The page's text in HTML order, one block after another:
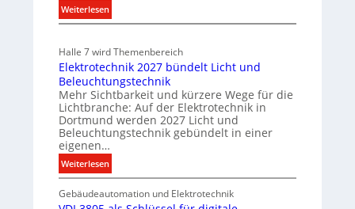
m
o
b
l
i
i
u
n
k
a
t
i
o
n
t
S
y
Weiterlesen:
E
n
C
l
i
p
f
a
l
Halle 7 wird Themenbereich
Elektrotechnik 2027 bündelt Licht und
Beleuchtungstechnik
Mehr Sichtbarkeit und kürzere Wege für die
Lichtbranche: Auf der Elektrotechnik in
Dortmund werden 2027 Licht und
Beleuchtungstechnik gebündelt in einer
eigenen…
Weiterlesen:
E
l
Gebäudeautomation und Elektrotechnik